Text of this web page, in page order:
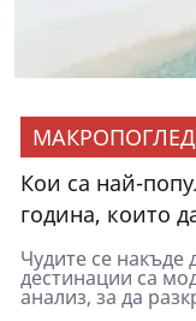
МАКРОПОГЛЕД
Кои са най-
година, които
Чудите се накъде
дестинации са
анализ, за да